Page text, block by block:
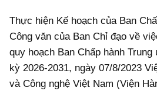
Thực hiện Kế hoạch của Ban
Công văn của Ban Chỉ đạo về
quy hoạch Ban Chấp hành
kỳ 2026-2031, ngày 07/8/2023
và Công nghệ Việt Nam (Viện